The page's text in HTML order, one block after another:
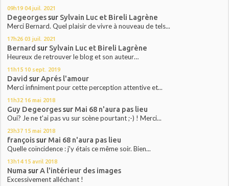
09h19 04 juil. 2021
Degeorgessur Sylvain Luc et Bireli Lagrène
Merci Bernard. Quel plaisir de vivre à nouveau de tels...
17h26 03 juil. 2021
Bernard sur Sylvain Luc et Bireli Lagrène
Heureux de retrouver le blog et son auteur…
11h15 10 sept. 2019
David surAprés l'amour
Merci infiniment pour cette perception attentive et...
11h32 16 mai 2018
Guy Degeorgessur Mai 68 n'aura pas lieu
Oui? Je ne t'ai pas vu sur scène pourtant ;-) ! Merci...
23h37 15 mai 2018
françoissur Mai 68 n'aura pas lieu
Quelle coïncidence : j'y étais ce même soir. Bien...
13h14 15 avril 2018
Numa surA l'intérieur des images
Excessivement alléchant !